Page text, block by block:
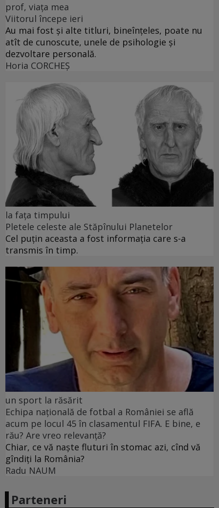
prof, viața mea
Viitorul începe ieri
Au mai fost și alte titluri, bineînțeles, poate nu
atît de cunoscute, unele de psihologie și
dezvoltare personală.
Horia CORCHEŞ
la fața timpului
Pletele celeste ale Stăpînului Planetelor
Cel puţin aceasta a fost informaţia care s-a
transmis în timp.
un sport la răsărit
Echipa națională de fotbal a României se află
acum pe locul 45 în clasamentul FIFA. E bine, e
rău? Are vreo relevanță?
Chiar, ce vă naște fluturi în stomac azi, cînd vă
gîndiți la România?
Radu NAUM
Parteneri